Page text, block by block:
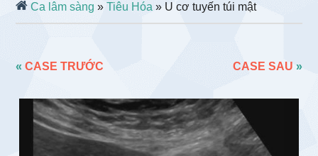
Ca lâm sàng »Tiêu Hóa » U cơ tuyến túi mật
«CASE TRƯỚC CASE SAU »